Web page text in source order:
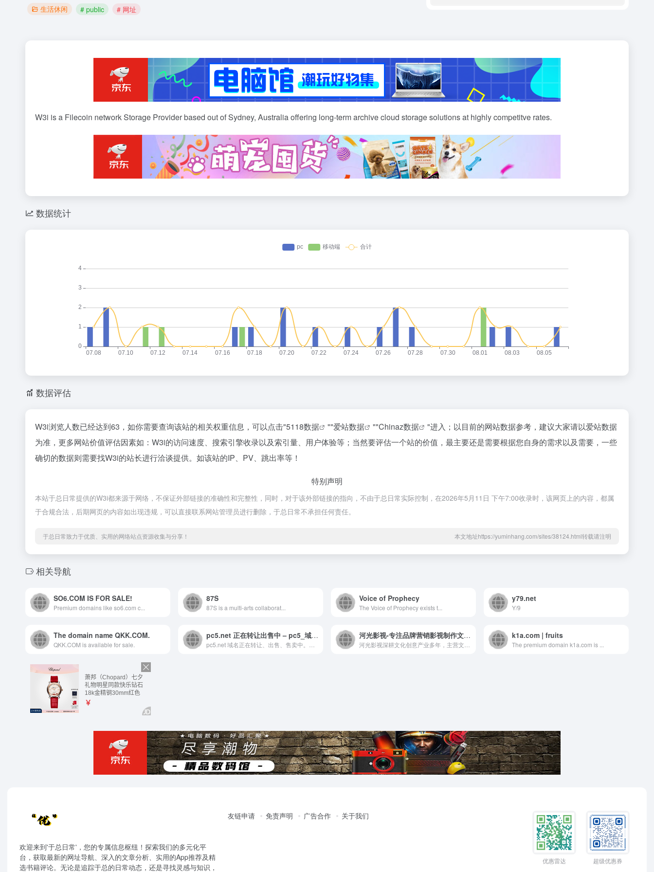
生活休闲 # public # 网址
W3i is a Filecoin network Storage Provider based out of Sydney, Australia offering long-term archive cloud storage solutions at highly competitve rates.
数据统计
数据评估
W3i浏览人数已经达到63，如你需要查询该站的相关权重信息，可以点击"5118数据 ""爱站数据 ""Chinaz数据
"进入；以目前的网站数据参考，建议大家请以爱站数据
为准，更多网站价值评估因素如：W3i的访问速度、搜索引擎收录以及索引量、用户体验等；当然要评估一个站的价值，最主要还是需要根据您自身的需求以及需要，一些
确切的数据则需要找W3i的站长进行洽谈提供。如该站的IP、PV、跳出率等！
特别声明
本站于总日常提供的W3i都来源于网络，不保证外部链接的准确性和完整性，同时，对于该外部链接的指向，不由于总日常实际控制，在2026年5月11日 下午7:00收录时，该网页上的内容，都属
于合规合法，后期网页的内容如出现违规，可以直接联系网站管理员进行删除，于总日常不承担任何责任。
于总日常致力于优质、实用的网络站点资源收集与分享！ 本文地址https://yuminhang.com/sites/38124.html转载请注明
相关导航
SO6.COM IS FOR SALE!
Premium domains like so6.com c...
87S
87S is a multi-arts collaborat...
Voice of Prophecy
The Voice of Prophecy exists t...
y79.net
Y/9
The domain name QKK.COM.
QKK.COM is available for sale.
pc5.net 正在转让出售中 – pc5_域名交易_售卖_卖家信息 – 免费域名停靠 Domain Parking – 腾讯云 DNSPod 河光影视-专注品牌营销影视制作文化公司 k1a.com | fruits
The premium domain k1a.com is ...
欢迎来到'于总日常'，您的专属信息枢纽！探索我们的多元化平
台，获取最新的网址导航、深入的文章分析、实用的App推荐及精
选书籍评论。无论是追踪于总的日常动态，还是寻找灵感与知识，
友链申请 免责声明 广告合作 关于我们
优惠雷达 超级优惠券